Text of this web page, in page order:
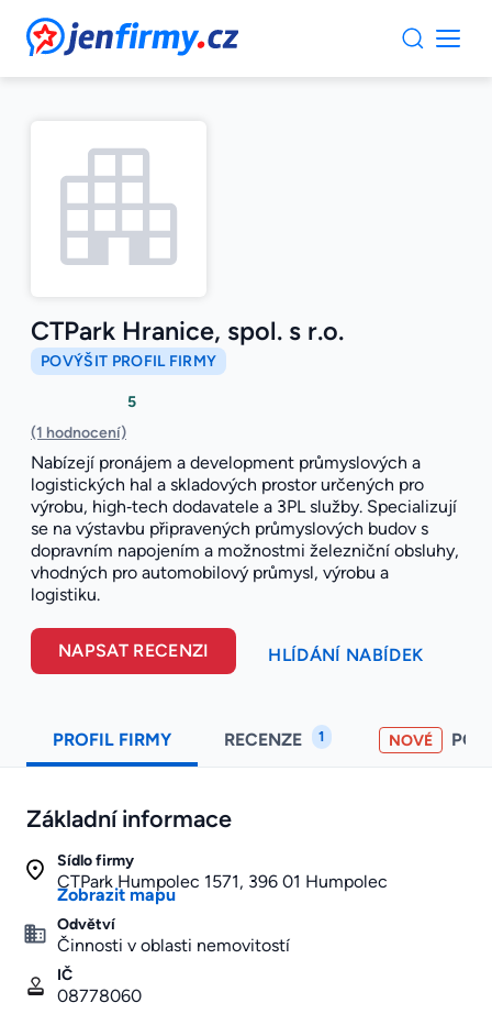
JenFirmy.cz
CTPark Hranice, spol. s r.o.
POVÝŠIT PROFIL FIRMY
5
(1 hodnocení)
Nabízejí pronájem a development průmyslových a
logistických hal a skladových prostor určených pro
výrobu, high‑tech dodavatele a 3PL služby. Specializují
se na výstavbu připravených průmyslových budov s
dopravním napojením a možnostmi železniční obsluhy,
vhodných pro automobilový průmysl, výrobu a
logistiku.
NAPSAT RECENZI HLÍDÁNÍ NABÍDEK
PROFIL FIRMY RECENZE 1 NOVÉ
Základní informace
Sídlo firmy
CTPark Humpolec 1571, 396 01 Humpolec
Zobrazit mapu
Odvětví
Činnosti v oblasti nemovitostí
IČ
08778060